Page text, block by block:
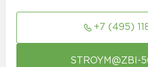
+7 (495)
STROYM@ZBI-